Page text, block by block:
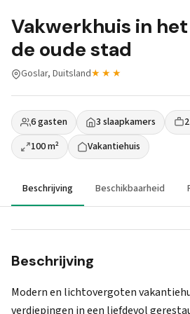
Vakwerkhuis in
de oude stad
Goslar, Duitsland★★★
6 gasten 3 slaapkamers
100 m²
Vakantiehuis
Beschrijving Beschikbaarheid
Beschrijving
Modern en lichtovergoten
verdiepingen in een liefdevol